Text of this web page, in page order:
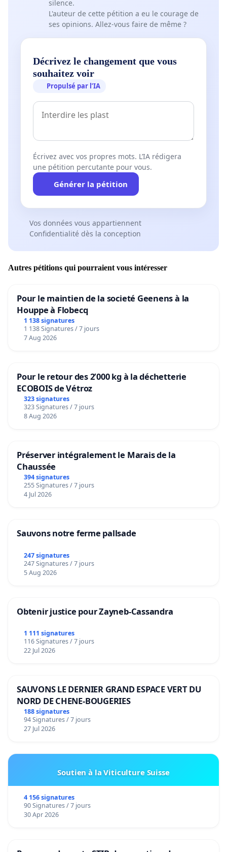
silence.
L'auteur de cette pétition a eu le courage de
ses opinions. Allez-vous faire de même ?
Décrivez le changement que vous
souhaitez voir
Propulsé par l’IA
Écrivez avec vos propres mots. L’IA rédigera
une pétition percutante pour vous.
Générer la pétition
Vos données vous appartiennent
Confidentialité dès la conception
Autres pétitions qui pourraient vous intéresser
Pour le maintien de la societé Geenens à la
Houppe à Flobecq
1 138 signatures
1 138 Signatures / 7 jours
7 Aug 2026
Pour le retour des 2’000 kg à la déchetterie
ECOBOIS de Vétroz
323 signatures
323 Signatures / 7 jours
8 Aug 2026
Préserver intégralement le Marais de la
Chaussée
394 signatures
255 Signatures / 7 jours
4 Jul 2026
Sauvons notre ferme pallsade
247 signatures
247 Signatures / 7 jours
5 Aug 2026
Obtenir justice pour Zayneb-Cassandra
1 111 signatures
116 Signatures / 7 jours
22 Jul 2026
SAUVONS LE DERNIER GRAND ESPACE VERT DU
NORD DE CHENE-BOUGERIES
188 signatures
94 Signatures / 7 jours
27 Jul 2026
Soutien à la Viticulture Suisse
4 156 signatures
90 Signatures / 7 jours
30 Apr 2026